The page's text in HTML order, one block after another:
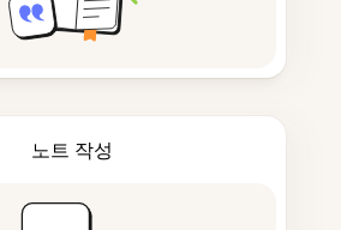
노트 작성